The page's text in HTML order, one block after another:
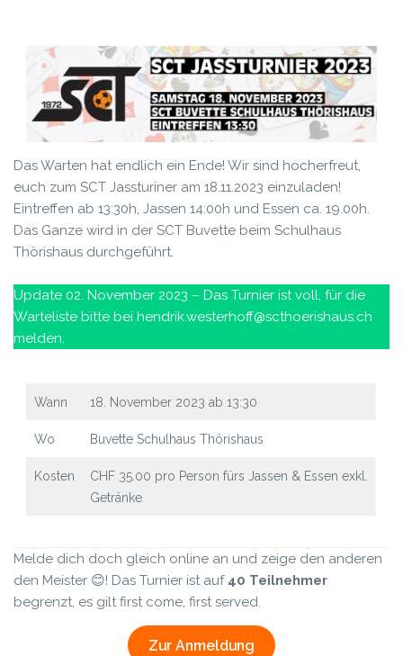
Das Warten hat endlich ein Ende! Wir sind hocherfreut,
euch zum SCT Jassturiner am 18.11.2023 einzuladen!
Eintreffen ab 13:30h, Jassen 14:00h und Essen ca. 19.00h.
Das Ganze wird in der SCT Buvette beim Schulhaus
Thörishaus durchgeführt.
Update 02. November 2023 – Das Turnier ist voll, für die
Warteliste bitte bei hendrik.westerhoff@scthoerishaus.ch
melden.
Wann 18. November 2023 ab 13:30
Wo Buvette Schulhaus Thörishaus
Kosten
CHF 35.00 pro Person fürs Jassen & Essen exkl.
Getränke
Melde dich doch gleich online an und zeige den anderen
den Meister 😊! Das Turnier ist auf 40 Teilnehmer
begrenzt, es gilt first come, first served.
Zur Anmeldung